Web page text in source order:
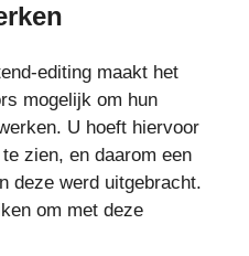
editing maakt het
mogelijk om hun
U hoeft hiervoor
zien, en daarom een
deze werd uitgebracht.
om met deze